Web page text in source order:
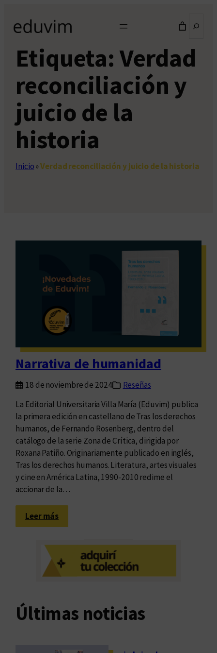
contenido
Etiqueta: Verdad
reconciliación y
juicio de la
historia
Inicio»Verdad reconciliación y juicio de la historia
Narrativa de humanidad
18 de noviembre de 2024
Reseñas
La Editorial Universitaria Villa María (Eduvim) publica
la primera edición en castellano de Tras los derechos
humanos, de Fernando Rosenberg, dentro del
catálogo de la serie Zona de Crítica, dirigida por
Roxana Patiño. Originariamente publicado en inglés,
Tras los derechos humanos. Literatura, artes visuales
y cine en América Latina, 1990-2010 redime el
accionar de la…
Leer más:
N
r
a
v
e
Últimas noticias